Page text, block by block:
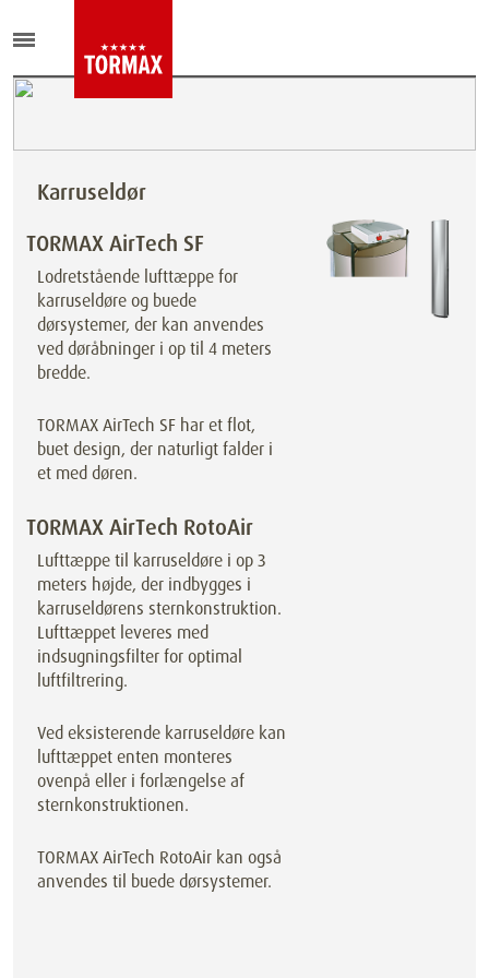
Karruseldør
TORMAX AirTech SF
Lodretstående lufttæppe for
karruseldøre og buede
dørsystemer, der kan anvendes
ved døråbninger i op til 4 meters
bredde.
TORMAX AirTech SF har et flot,
buet design, der naturligt falder i
et med døren.
TORMAX AirTech RotoAir
Lufttæppe til karruseldøre i op 3
meters højde, der indbygges i
karruseldørens sternkonstruktion.
Lufttæppet leveres med
indsugningsfilter for optimal
luftfiltrering.
Ved eksisterende karruseldøre kan
lufttæppet enten monteres
ovenpå eller i forlængelse af
sternkonstruktionen.
TORMAX AirTech RotoAir kan også
anvendes til buede dørsystemer.